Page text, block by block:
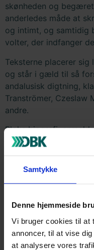
Samtykke
Denne hjemmeside
Vi bruger cookies til at
annoncer, til at vise
at analysere vores
skønheden og
anderledes måde at
og intimt, og samtidig
volter, der indfanger
Teksterne placerer
og står i gæld til så
andalusisk digtning,
Tranströmer, Czeslaw
andre.
Bloks biografi,
på mortenblok.dk
Morten Blok
ISBN: 978-87-8522-
Softcover
512 sider
Forfatter Morten Blok